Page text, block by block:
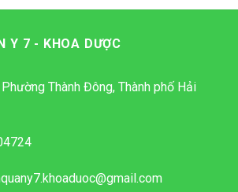
Y 7 - KHOA DƯỢC
Thành Đông, Thành phố Hải